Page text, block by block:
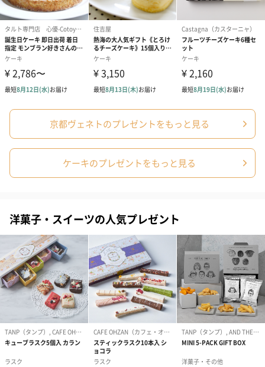
幅/奥行/高さ
幅：145mm
奥行：145mm
高さ：50mm
外装の形状
四角い紙箱
原産国
小麦・卵・乳成分・ゼラチン・大豆 ※くるみを使用し
お届け方法
冷凍便にて『冷凍状態』でお届けいたします
メッセージプレートの追加や、ケーキにメッセージを
入れることはできません。
予めご了承ください。
京都ヴェネトのプレゼントをもっと見る
ケーキのプレゼントをもっと見る
洋菓子・スイーツの人気プレゼント